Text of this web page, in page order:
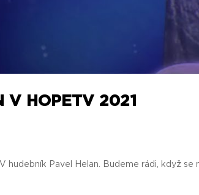
V HOPETV 2021
Pavel Helan. Budeme rádi, když se